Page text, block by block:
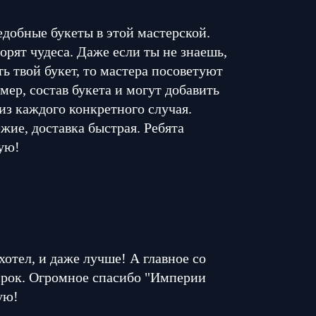
букеты в этой мастерской.
чудеса. Даже если ты не знаешь,
твой букет, то мастера посоветуют
состав букета и могут добавить
каждого конкретного случая.
доставка быстрая. Ребята
и даже лучше! А главное со
Огромное спасибо "Империи